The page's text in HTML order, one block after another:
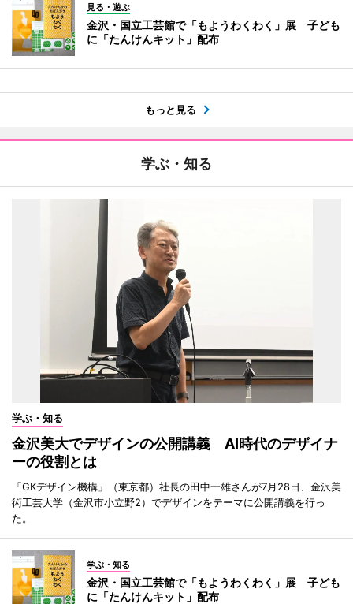
見る・遊ぶ
金沢・国立工芸館で「もようわくわく」展 子ども
に「たんけんキット」配布
もっと見る
学ぶ・知る
学ぶ・知る
金沢美大でデザインの公開講義 AI時代のデザイナ
ーの役割とは
「GKデザイン機構」（東京都）社長の田中一雄さんが7月28日、金沢美
術工芸大学（金沢市小立野2）でデザインをテーマに公開講義を行っ
た。
学ぶ・知る
金沢・国立工芸館で「もようわくわく」展 子ども
に「たんけんキット」配布